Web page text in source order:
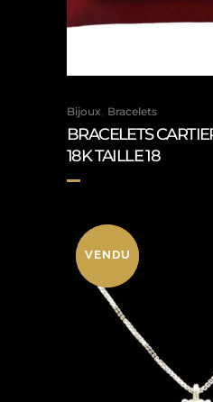
Bijoux, Bracelets
BRACELETS
18K TAILLE 18
VENDU
VENDU